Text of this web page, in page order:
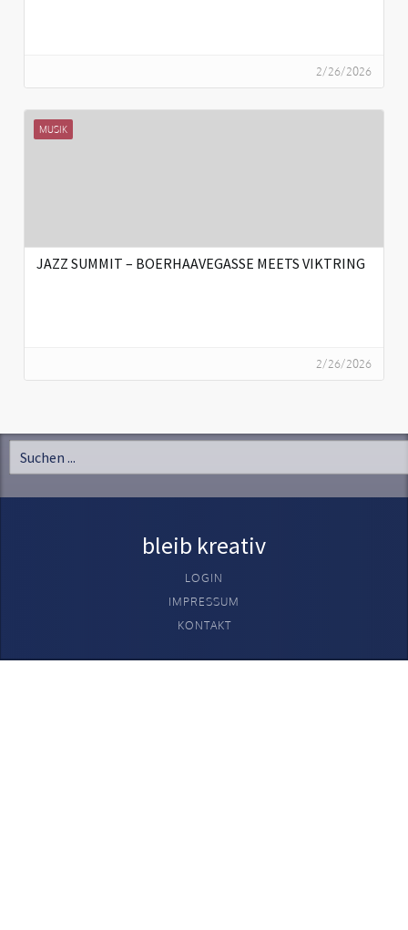
2/26/2026
MUSIK
JAZZ SUMMIT – BOERHAAVEGASSE MEETS VIKTRING
2/26/2026
bleib kreativ
LOGIN
IMPRESSUM
KONTAKT